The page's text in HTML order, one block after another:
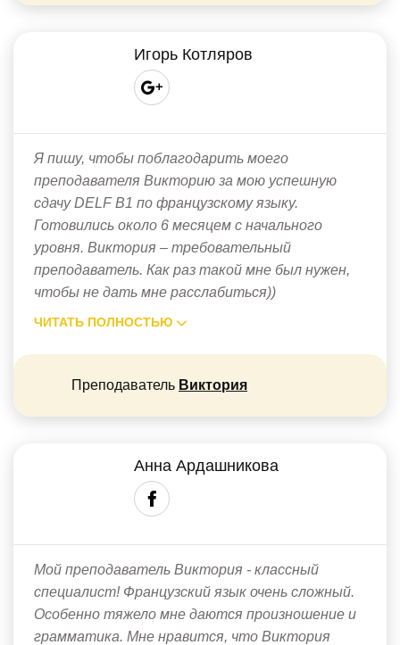
Игорь Котляров
Я пишу, чтобы поблагодарить моего
преподавателя Викторию за мою успешную
сдачу DELF В1 по французскому языку.
Готовились около 6 месяцем с начального
уровня. Виктория – требовательный
преподаватель. Как раз такой мне был нужен,
чтобы не дать мне расслабиться))
ЧИТАТЬ ПОЛНОСТЬЮ
Преподаватель Виктория
Анна Ардашникова
Мой преподаватель Виктория - классный
специалист! Французский язык очень сложный.
Особенно тяжело мне даются произношение и
грамматика. Мне нравится, что Виктория